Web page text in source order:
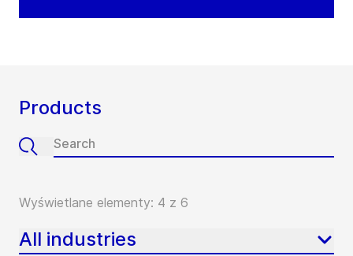
Products
Wyświetlane elementy: 4 z 6
All industries